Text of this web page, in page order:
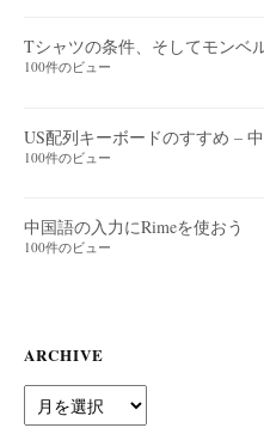
Tシャツの条件、そしてモンベ
100件のビュー
US配列キーボードのすすめ –
100件のビュー
中国語の入力にRimeを使おう
100件のビュー
ARCHIVE
Archive